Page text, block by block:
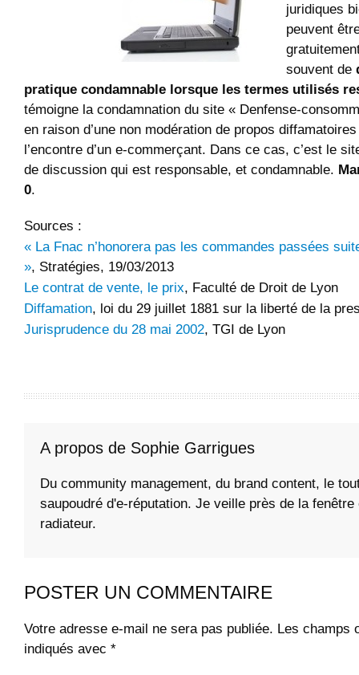
juridiques
peuvent
souvent de
pratique condamnable lorsque les termes utilisés
témoigne la condamnation du site « Denfense-
en raison d’une non modération de propos
l’encontre d’un e-commerçant. Dans ce cas, c’est le
de discussion qui est responsable, et condamnable.
0.
Sources :
« La Fnac n’honorera pas les commandes passées
», Stratégies, 19/03/2013
Le contrat de vente, le prix, Faculté de Droit de Lyon
Diffamation, loi du 29 juillet 1881 sur la liberté de la
Jurisprudence du 28 mai 2002, TGI de Lyon
A propos de Sophie Garrigues
Du community management, du brand content, le
saupoudré d'e-réputation. Je veille près de la fenêtre
radiateur.
POSTER UN COMMENTAIRE
Votre adresse e-mail ne sera pas publiée. Les champs
indiqués avec *